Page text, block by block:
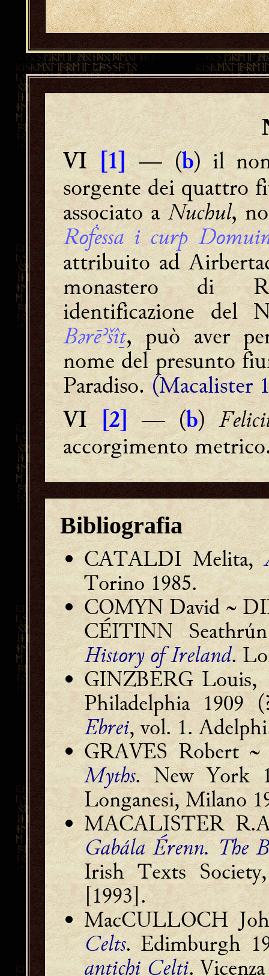
VI[1] — (b) il
sorgente dei quattro
associato aNuchul,
Roḟessa i curp
attribuito ad
monastero di
identificazione del
Bǝrēʾšîṯ, può aver
nome del presunto
Paradiso.(Macalister
VI [2]— (b)
accorgimento
Bibliografia
CATALDI Melita,
Torino 1985.
COMYN David ~
CÉITINN
History of Ireland.
GINZBERG Louis,
Philadelphia
Ebrei, vol. 1.
GRAVES Robert
Myths. New
Longanesi, Milano
MACALISTER
Gabála Érenn. The
Irish Texts
[1993].
MacCULLOCH
Celts. Edimburgh
antichi Celti.